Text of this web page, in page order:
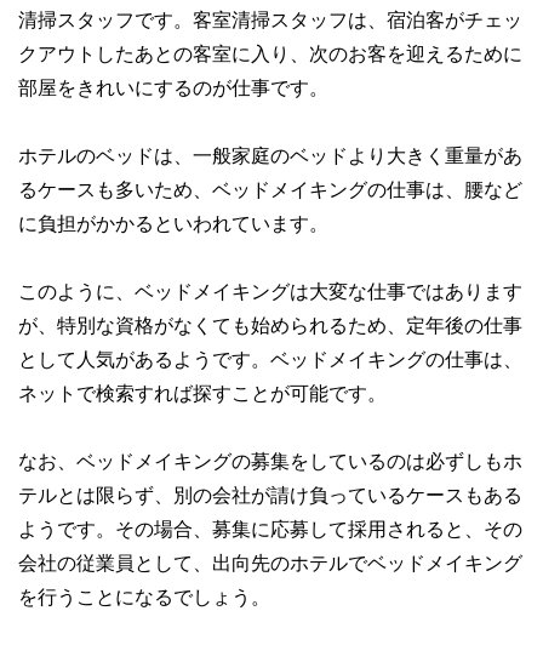
執筆者・監修者による執筆体制を築くことで、内容のわかり
やすさはもちろんのこと、読み応えのあるコンテンツと確か
な情報発信を実現しています。
清掃スタッフです。客室清掃スタッフは、宿泊客がチェッ
クアウトしたあとの客室に入り、次のお客を迎えるために
部屋をきれいにするのが仕事です。
ホテルのベッドは、一般家庭のベッドより大きく重量があ
るケースも多いため、ベッドメイキングの仕事は、腰など
に負担がかかるといわれています。
このように、ベッドメイキングは大変な仕事ではあります
が、特別な資格がなくても始められるため、定年後の仕事
として人気があるようです。ベッドメイキングの仕事は、
ネットで検索すれば探すことが可能です。
なお、ベッドメイキングの募集をしているのは必ずしもホ
テルとは限らず、別の会社が請け負っているケースもある
ようです。その場合、募集に応募して採用されると、その
会社の従業員として、出向先のホテルでベッドメイキング
を行うことになるでしょう。